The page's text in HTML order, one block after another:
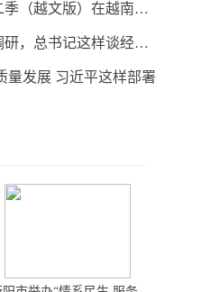
《习近平喜欢的典故》第二季（越文版）在越南启播
镜观·领航 | 2023年赴基层调研，总书记这样谈经济高质量发展
量发展 习近平这样部署